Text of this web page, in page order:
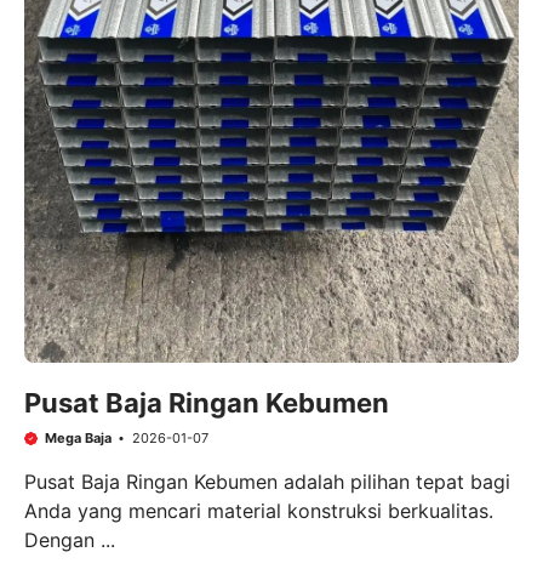
Pusat Baja Ringan Kebumen
Mega Baja 2026-01-07
Pusat Baja Ringan Kebumen adalah pilihan tepat bagi
Anda yang mencari material konstruksi berkualitas.
Dengan ...